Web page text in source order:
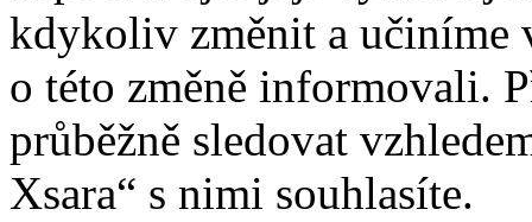
kdykoliv změnit a učiníme
o této změně informovali.
průběžně sledovat
Xsara“ s nimi souhlasíte.